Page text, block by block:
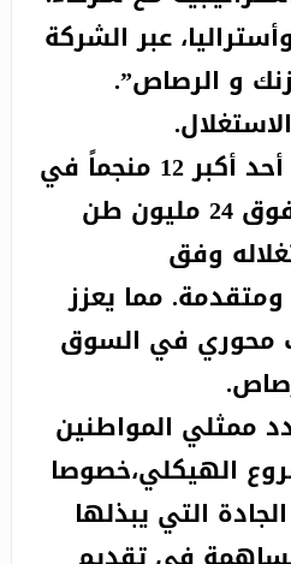
عبر الشركة
و الرصاص”.
كما يمثل المشروع أحد أكبر 12 منجماً في
العالم. باحتياطي يفوق 24 مليون طن
وفق
مما يعزز
محوري في السوق
ممثلي المواطنين
الهيكلي،خصوصا
التي يبذلها